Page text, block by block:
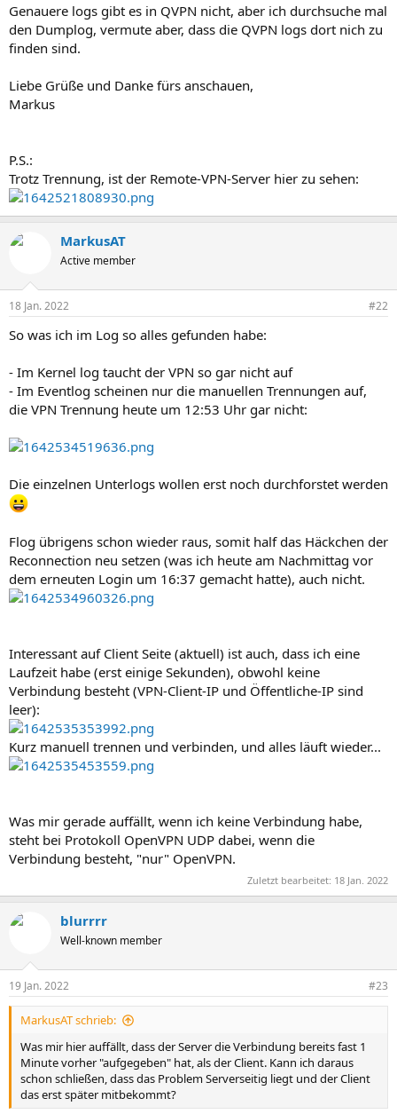
Genauere logs gibt es in QVPN nicht, aber ich durchsuche mal
den Dumplog, vermute aber, dass die QVPN logs dort nich zu
finden sind.
Liebe Grüße und Danke fürs anschauen,
Markus
P.S.:
Trotz Trennung, ist der Remote-VPN-Server hier zu sehen:
MarkusAT
Active member
18 Jan. 2022 #22
So was ich im Log so alles gefunden habe:
- Im Kernel log taucht der VPN so gar nicht auf
- Im Eventlog scheinen nur die manuellen Trennungen auf,
die VPN Trennung heute um 12:53 Uhr gar nicht:
Die einzelnen Unterlogs wollen erst noch durchforstet werden
Flog übrigens schon wieder raus, somit half das Häckchen der
Reconnection neu setzen (was ich heute am Nachmittag vor
dem erneuten Login um 16:37 gemacht hatte), auch nicht.
Interessant auf Client Seite (aktuell) ist auch, dass ich eine
Laufzeit habe (erst einige Sekunden), obwohl keine
Verbindung besteht (VPN-Client-IP und Öffentliche-IP sind
leer):
Kurz manuell trennen und verbinden, und alles läuft wieder...
Was mir gerade auffällt, wenn ich keine Verbindung habe,
steht bei Protokoll OpenVPN UDP dabei, wenn die
Verbindung besteht, "nur" OpenVPN.
Zuletzt bearbeitet: 18 Jan. 2022
blurrrr
Well-known member
19 Jan. 2022 #23
MarkusAT schrieb:
Was mir hier auffällt, dass der Server die Verbindung bereits fast 1
Minute vorher "aufgegeben" hat, als der Client. Kann ich daraus
schon schließen, dass das Problem Serverseitig liegt und der Client
das erst später mitbekommt?